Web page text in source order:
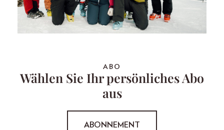
ABO
Wählen Sie Ihr persönliches Abo
aus
ABONNEMENT